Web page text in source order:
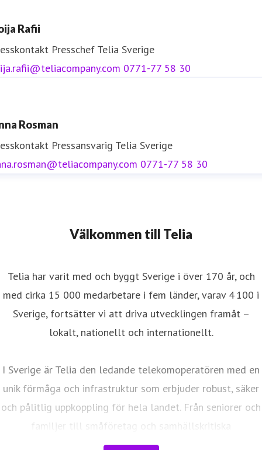
Rafii
Presschef Telia Sverige
0771-77 58 30
Rosman
Pressansvarig Telia Sverige
0771-77 58 30
Välkommen till Telia
Telia har varit med och byggt Sverige i över 170 år, och
med cirka 15 000 medarbetare i fem länder, varav 4 100 i
Sverige, fortsätter vi att driva utvecklingen framåt –
lokalt, nationellt och internationellt.
I Sverige är Telia den ledande telekomoperatören med en
unik förmåga och infrastruktur som erbjuder robust, säker
och pålitlig uppkoppling för hela landet. Från seniorer och
familjer till småföretag och samhällskritiska
verksamheter. Vi möjliggör digitaliseringens kraft i